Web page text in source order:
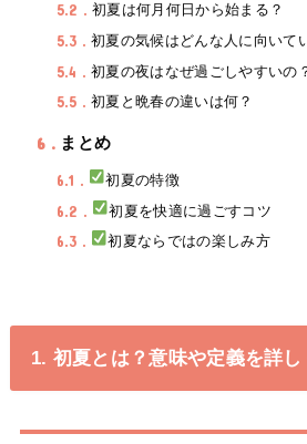
5.2 初夏は何月何日から始まる？
5.3 初夏の気候はどんな人に向いて
5.4 初夏の夜はなぜ過ごしやすいの
5.5 初夏と晩春の違いは何？
6 まとめ
6.1 初夏の特徴
6.2 初夏を快適に過ごすコツ
6.3 初夏ならではの楽しみ方
1. 初夏とは？意味や定義を詳